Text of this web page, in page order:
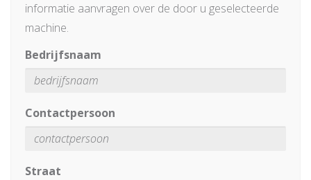
informatie aanvragen over de door u geselecteerde
machine.
Bedrijfsnaam
Contactpersoon
Straat